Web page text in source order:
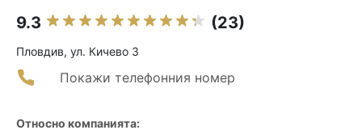
9.3 (23)
Пловдив, ул. Кичево 3
Покажи телефонния номер
Относно компанията: